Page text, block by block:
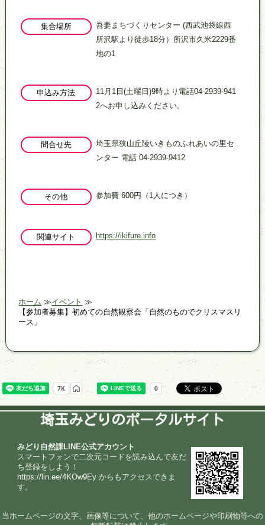
集合場所
吾妻まちづくりセンター (西武池袋線西
所沢駅より徒歩18分）所沢市久米2229番
地の1
申込み方法
11月1日(土曜日)9時より電話04-2939-941
2へお申し込みください。
問合せ先
埼玉県狭山丘陵いきものふれあいの里セ
ンター 電話 04-2939-9412
その他 参加費 600円（1人につき）
関連サイト https://ikifure.info
ホーム
イベント
【参加者募集】初めての自然観察会「自然のものでクリスマスリ
ース」
埼玉みどりのポータルサイト
みどり自然課LINE公式アカウント
スマートフォンで二次元コードを読み込んで友だ
ち登録をしよう！
https://lin.ee/4KOw9Ey からもアクセスできま
す。
当ホームページの文字、画像等について、他のホームページや印刷物等への